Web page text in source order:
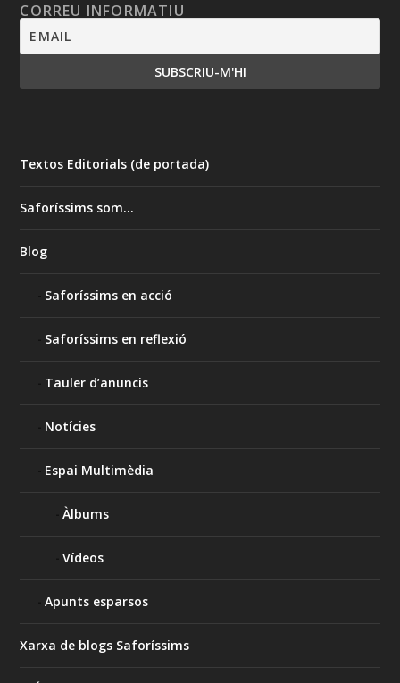
CORREU INFORMATIU
Textos Editorials (de portada)
Saforíssims som…
Blog
Saforíssims en acció
Saforíssims en reflexió
Tauler d’anuncis
Notícies
Espai Multimèdia
Àlbums
Vídeos
Apunts esparsos
Xarxa de blogs Saforíssims